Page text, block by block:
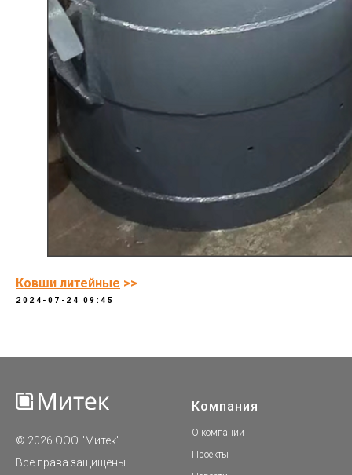
Ковши литейные >>
2024-07-24 09:45
© 2026 ООО "Митек"
Все права защищены.
Компания
О компании
Проекты